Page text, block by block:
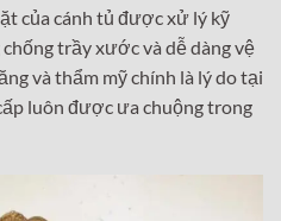
của cánh tủ được xử lý kỹ
trầy xước và dễ dàng vệ
và thẩm mỹ chính là lý do tại
luôn được ưa chuộng trong